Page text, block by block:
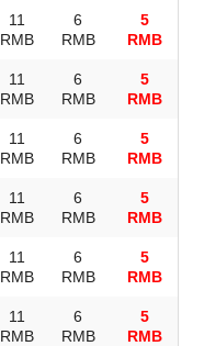
11
RMB
6
RMB
5
RMB
11
RMB
6
RMB
5
RMB
11
RMB
6
RMB
5
RMB
11
RMB
6
RMB
5
RMB
11
RMB
6
RMB
5
RMB
11
RMB
6
RMB
5
RMB